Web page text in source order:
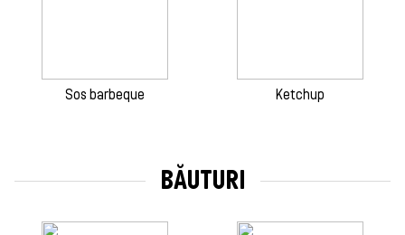
Sos barbeque Ketchup
BĂUTURI